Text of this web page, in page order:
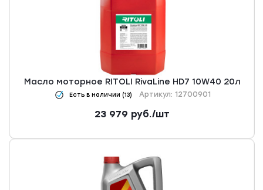
Масло моторное RITOLI RivaLine HD7 10W40 20л
Есть в наличии (13) Артикул: 12700901
23 979 руб./шт